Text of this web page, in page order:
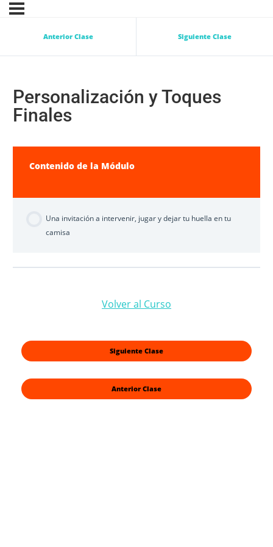
Anterior Clase Siguiente Clase
Personalización y Toques
Finales
Contenido de la Módulo
Una invitación a intervenir, jugar y dejar tu huella en tu
camisa
Anterior Clase
Volver al Curso
Siguiente Clase